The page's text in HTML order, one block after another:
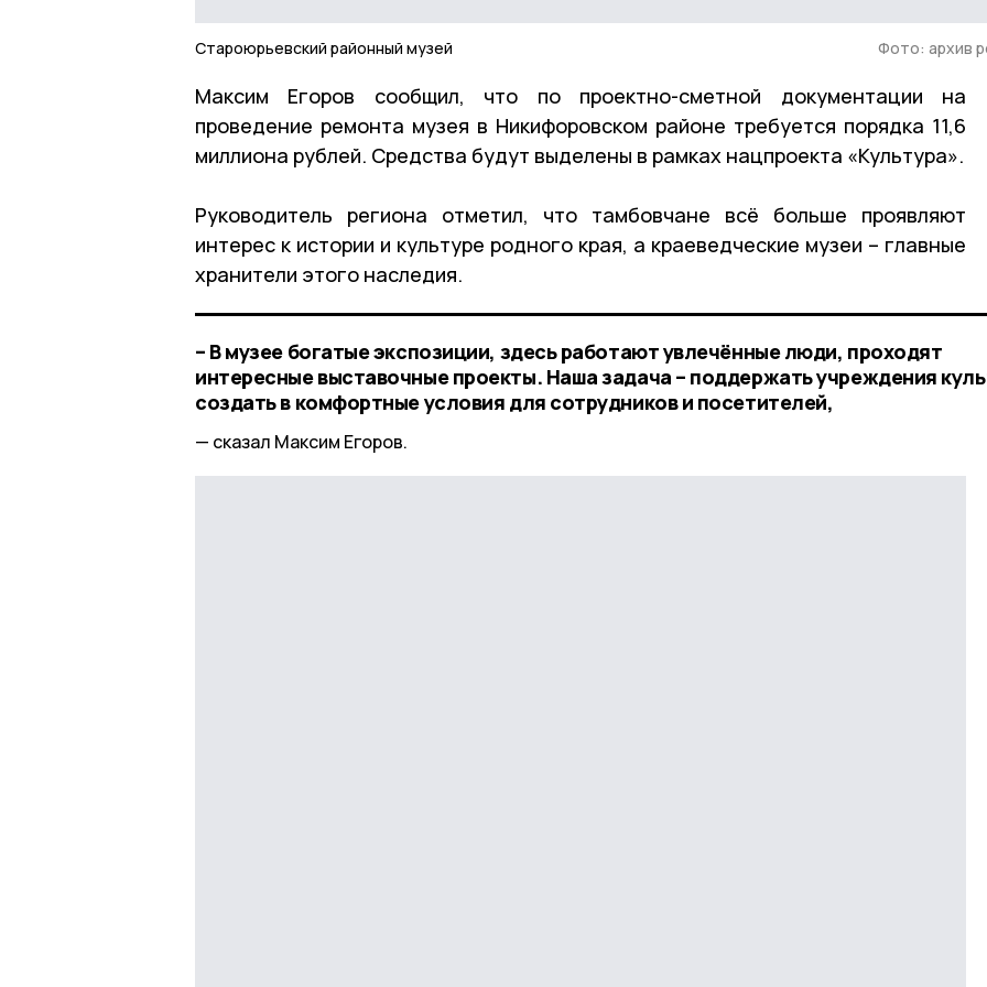
Староюрьевский районный музей Фото: архив
Максим Егоров сообщил, что по проектно-сметной документации на
проведение ремонта музея в Никифоровском районе требуется порядка 11,6
миллиона рублей. Средства будут выделены в рамках нацпроекта «Культура».
Руководитель региона отметил, что тамбовчане всё больше проявляют
интерес к истории и культуре родного края, а краеведческие музеи – главные
хранители этого наследия.
– В музее богатые экспозиции, здесь работают увлечённые люди, проходят
интересные выставочные проекты. Наша задача – поддержать учреждения
создать в комфортные условия для сотрудников и посетителей,
сказал Максим Егоров.